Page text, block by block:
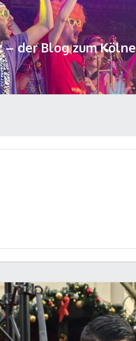
– der Blog zum